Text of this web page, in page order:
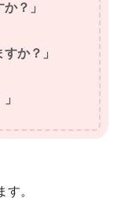
？」
か？」
。